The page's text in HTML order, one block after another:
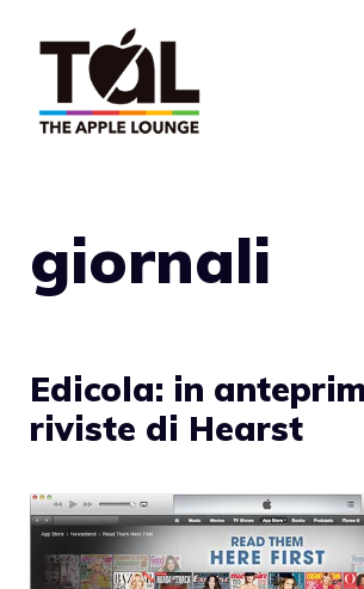
contenuto
giornali
Edicola: in
riviste di Hearst